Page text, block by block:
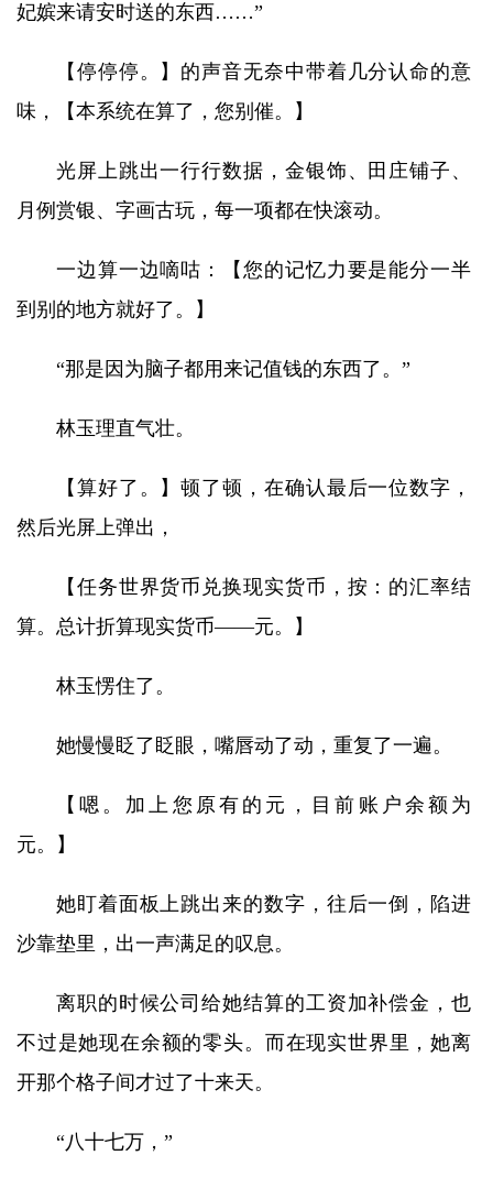
妃嫔来请安时送的东西……”
【停停停。】的声音无奈中带着几分认命的意
味，【本系统在算了，您别催。】
光屏上跳出一行行数据，金银饰、田庄铺子、
月例赏银、字画古玩，每一项都在快滚动。
一边算一边嘀咕：【您的记忆力要是能分一半
到别的地方就好了。】
“那是因为脑子都用来记值钱的东西了。”
林玉理直气壮。
【算好了。】顿了顿，在确认最后一位数字，
然后光屏上弹出，
【任务世界货币兑换现实货币，按：的汇率结
算。总计折算现实货币——元。】
林玉愣住了。
她慢慢眨了眨眼，嘴唇动了动，重复了一遍。
【嗯。加上您原有的元，目前账户余额为
元。】
她盯着面板上跳出来的数字，往后一倒，陷进
沙靠垫里，出一声满足的叹息。
离职的时候公司给她结算的工资加补偿金，也
不过是她现在余额的零头。而在现实世界里，她离
开那个格子间才过了十来天。
“八十七万，”